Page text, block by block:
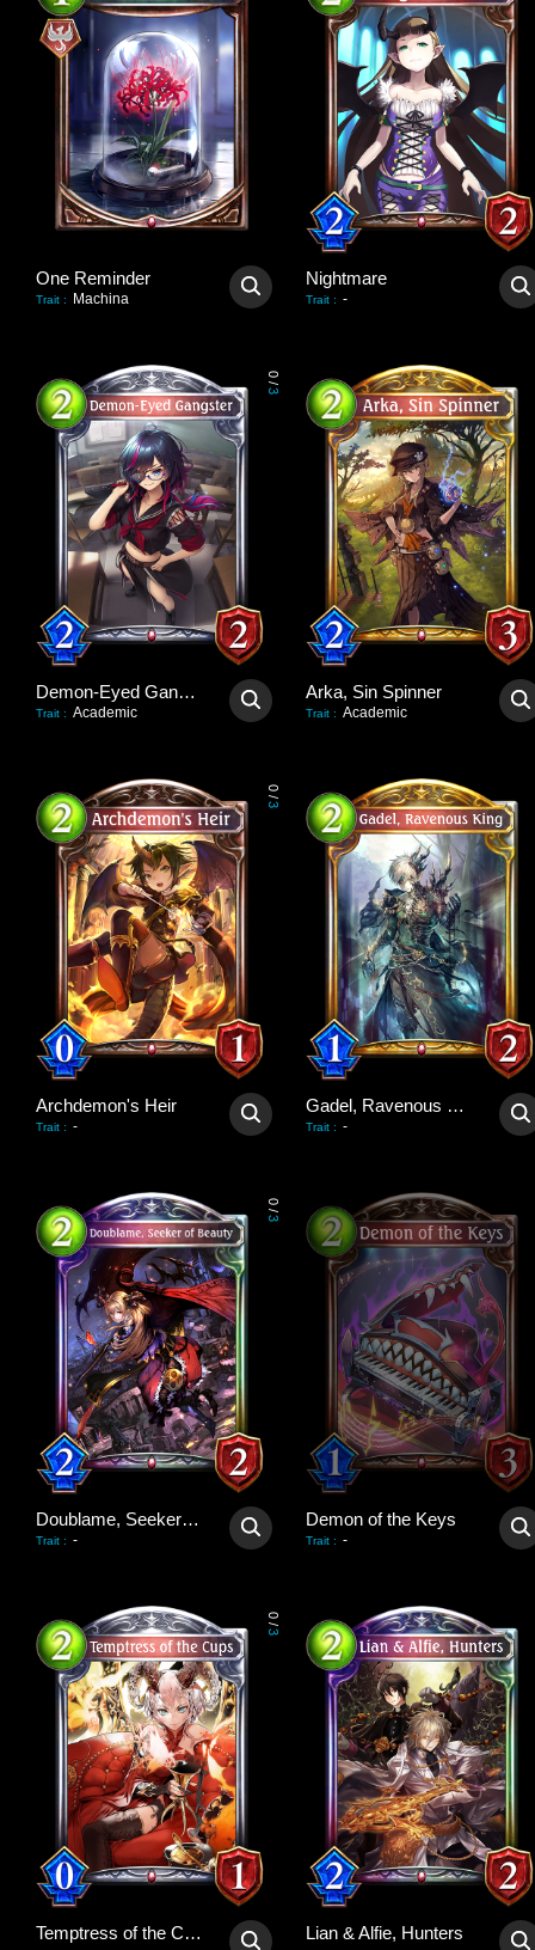
One Reminder
Trait : Machina
Nightmare
Trait : -
0
/
3
Demon-Eyed Gangster
Trait : Academic
Arka, Sin Spinner
Trait : Academic
0
/
3
Archdemon's Heir
Trait : -
Gadel, Ravenous King
Trait : -
0
/
3
Doublame, Seeker of Beauty
Trait : -
Demon of the Keys
Trait : -
0
/
3
Temptress of the Cups Lian & Alfie, Hunters